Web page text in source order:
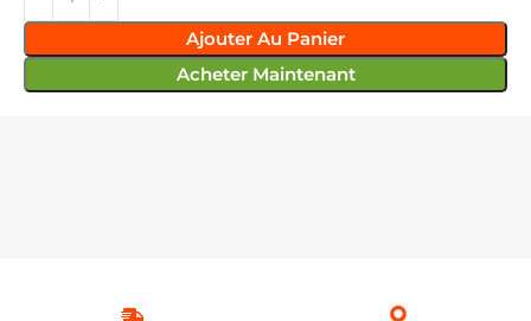
Ajouter Au Panier
Acheter Maintenant